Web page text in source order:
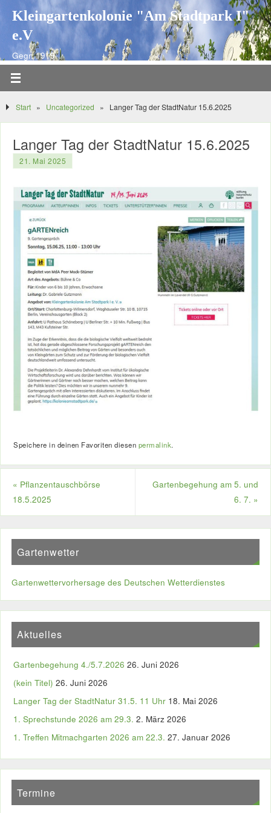
Kleingartenkolonie "Am Stadtpark I"
e.V
Gegr. 1919
Start » Uncategorized » Langer Tag der StadtNatur 15.6.2025
Langer Tag der StadtNatur 15.6.2025
21. Mai 2025
Speichere in deinen Favoriten diesen permalink.
« Pflanzentauschbörse
18.5.2025
Gartenbegehung am 5. und
6. 7. »
Gartenwetter
Gartenwettervorhersage des Deutschen Wetterdienstes
Aktuelles
Gartenbegehung 4./5.7.2026 26. Juni 2026
(kein Titel) 26. Juni 2026
Langer Tag der StadtNatur 31.5. 11 Uhr 18. Mai 2026
1. Sprechstunde 2026 am 29.3. 2. März 2026
1. Treffen Mitmachgarten 2026 am 22.3. 27. Januar 2026
Termine